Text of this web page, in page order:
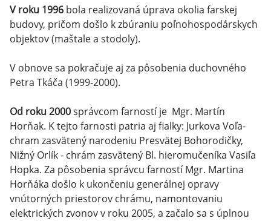
V roku 1996 bola realizovaná úprava okolia farskej
budovy, pričom došlo k zbúraniu poľnohospodárskych
objektov (maštale a stodoly).
V obnove sa pokračuje aj za pôsobenia duchovného
Petra Tkáča (1999-2000).
Od roku 2000správcom farností je Mgr. Martín
Horňak. K tejto farnosti patria aj fialky: Jurkova Voľa-
chram zasvätený narodeniu Presvätej Bohorodičky,
Nižný Orlík - chrám zasvätený Bl. hieromučeníka Vasiľa
Hopka. Za pôsobenia správcu farností Mgr. Martina
Horňáka došlo k ukončeniu generálnej opravy
vnútorných priestorov chrámu, namontovaniu
elektrických zvonov v roku 2005, a začalo sa s úplnou